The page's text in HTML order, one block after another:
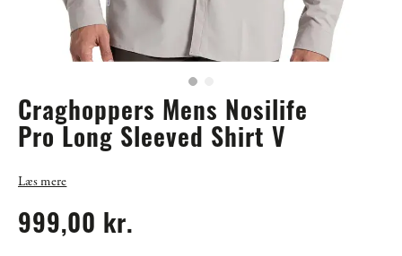
Craghoppers Mens Nosilife
Pro Long Sleeved Shirt V
Læs mere
999,00 kr.